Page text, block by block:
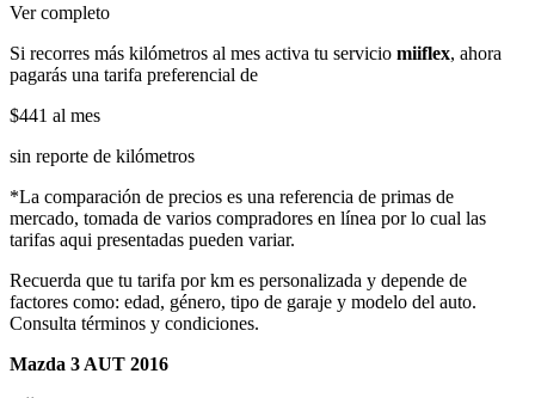
Ver completo
Si recorres más kilómetros al mes activa tu servicio miiflex, ahora
pagarás una tarifa preferencial de
$441 al mes
sin reporte de kilómetros
*La comparación de precios es una referencia de primas de
mercado, tomada de varios compradores en línea por lo cual las
tarifas aqui presentadas pueden variar.
Recuerda que tu tarifa por km es personalizada y depende de
factores como: edad, género, tipo de garaje y modelo del auto.
Consulta términos y condiciones.
Mazda 3 AUT 2016